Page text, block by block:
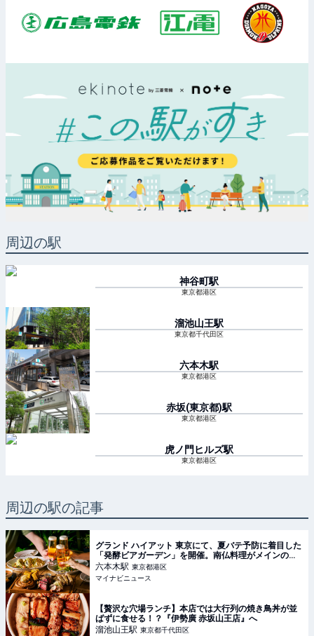
周辺の駅
神谷町駅
東京都港区
溜池山王駅
東京都千代田区
六本木駅
東京都港区
赤坂(東京都)駅
東京都港区
虎ノ門ヒルズ駅
東京都港区
周辺の駅の記事
グランド ハイアット 東京にて、夏バテ予防に着目した
「発酵ビアガーデン」を開催。南仏料理がメインのセ
ミビュッフェ ディナーも
六本木駅 東京都港区
マイナビニュース
【贅沢な穴場ランチ】本店では大行列の焼き鳥丼が並
ばずに食せる！？『伊勢廣 赤坂山王店』へ
溜池山王駅 東京都千代田区